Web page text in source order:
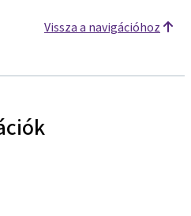
Vissza a navigációhoz